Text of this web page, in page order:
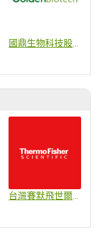
國鼎生物科技股份有限公司
台灣賽默飛世爾科技股份有限公司